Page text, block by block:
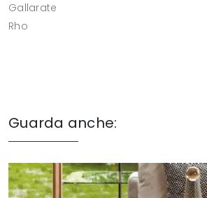
Gallarate
Rho
Guarda anche: